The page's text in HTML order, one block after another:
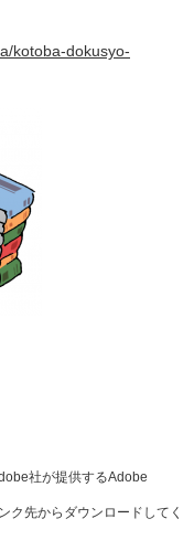
kotoba-dokusyo-
社が提供するAdobe
ク先からダウンロードしてく